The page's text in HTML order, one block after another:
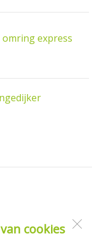
cookies
express